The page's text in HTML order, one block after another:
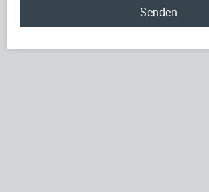
Senden